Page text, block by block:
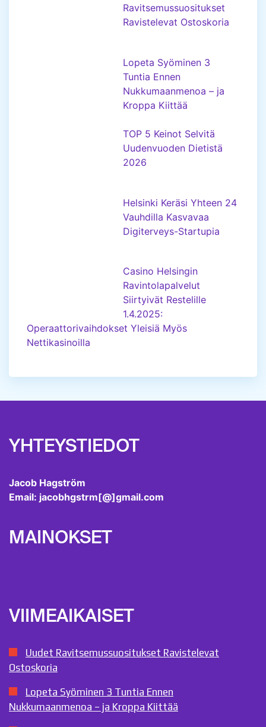
Ravitsemussuositukset
Ravistelevat Ostoskoria
Lopeta Syöminen 3
Tuntia Ennen
Nukkumaanmenoa – ja
Kroppa Kiittää
TOP 5 Keinot Selvitä
Uudenvuoden Dietistä
2026
Helsinki Keräsi Yhteen 24
Vauhdilla Kasvavaa
Digiterveys-Startupia
Casino Helsingin
Ravintolapalvelut
Siirtyivät Restelille
1.4.2025:
Operaattorivaihdokset Yleisiä Myös
Nettikasinoilla
YHTEYSTIEDOT
Jacob Hagström
Email: jacobhgstrm[@]gmail.com
MAINOKSET
VIIMEAIKAISET
Uudet Ravitsemussuositukset Ravistelevat
Ostoskoria
Lopeta Syöminen 3 Tuntia Ennen
Nukkumaanmenoa – ja Kroppa Kiittää